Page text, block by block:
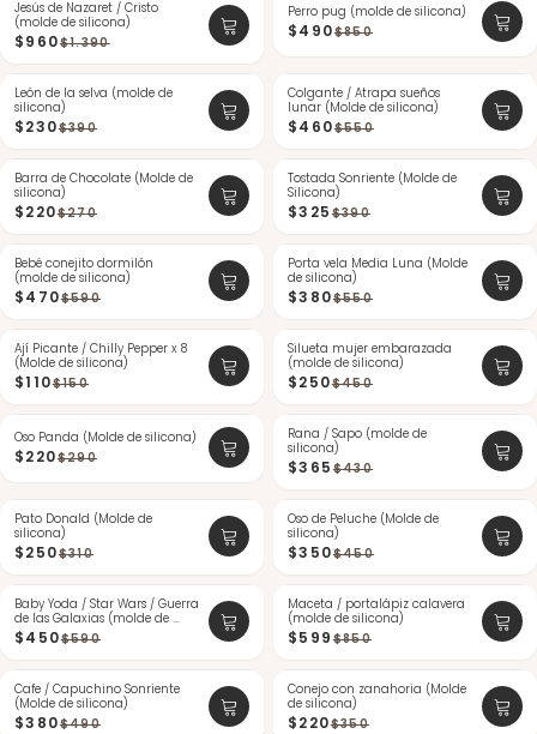
-30%
Jesús de Nazaret / Cristo
(molde de silicona)
$960$1.390
-42%
Perro pug (molde de silicona)
$490$850
-41%
León de la selva (molde de
silicona)
$230$390
-16%
Colgante / Atrapa sueños
lunar (Molde de silicona)
$460$550
-18%
Barra de Chocolate (Molde de
silicona)
$220$270
-16%
Tostada Sonriente (Molde de
Silicona)
$325$390
-20%
Bebé conejito dormilón
(molde de silicona)
$470$590
-30%
Porta vela Media Luna (Molde
de silicona)
$380$550
-26%
Ají Picante / Chilly Pepper x 8
(Molde de silicona)
$110$150
-44%
Silueta mujer embarazada
(molde de silicona)
$250$450
-24%
Oso Panda (Molde de silicona)
$220$290
-15%
Rana / Sapo (molde de
silicona)
$365$430
-19%
Pato Donald (Molde de
silicona)
$250$310
-22%
Oso de Peluche (Molde de
silicona)
$350$450
-23%
Baby Yoda / Star Wars / Guerra
de las Galaxias (molde de ...
$450$590
-29%
Maceta / portalápiz calavera
(molde de silicona)
$599$850
-22%
Cafe / Capuchino Sonriente
(Molde de silicona)
$380$490
-37%
Conejo con zanahoria (Molde
de silicona)
$220$350